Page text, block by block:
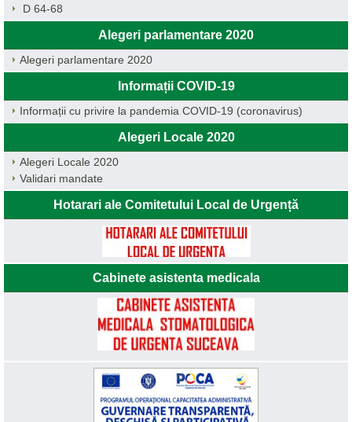
D 64-68
Alegeri parlamentare 2020
Alegeri parlamentare 2020
Informații COVID-19
Informații cu privire la pandemia COVID-19 (coronavirus)
Alegeri Locale 2020
Alegeri Locale 2020
Validari mandate
Hotarari ale Comitetului Local de Urgență
Cabinete asistenta medicala